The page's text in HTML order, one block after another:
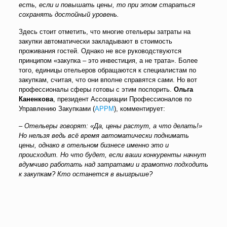
есть, если и повышать цены, то при этом стараться
сохранять достойный уровень.
Здесь стоит отметить, что многие отельеры затраты на
закупки автоматически закладывают в стоимость
проживания гостей. Однако не все руководствуются
принципом «закупка – это инвестиция, а не трата». Более
того, единицы отельеров обращаются к специалистам по
закупкам, считая, что они вполне справятся сами. Но вот
профессионалы сферы готовы с этим поспорить. Ольга
Каненкова, президент Ассоциации Профессионалов по
Управлению Закупками (АРРМ), комментирует:
– Отельеры говорят: «Да, цены растут, а что делать!»
Но нельзя ведь всё время автоматически поднимать
цены, однако в отельном бизнесе именно это и
происходит. Но что будет, если ваши конкуренты начнут
вдумчиво работать над затратами и грамотно подходить
к закупкам? Кто останется в выигрыше?